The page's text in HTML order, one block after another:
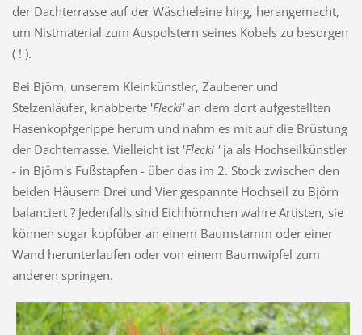
der Dachterrasse auf der Wäscheleine hing, herangemacht,
um Nistmaterial zum Auspolstern seines Kobels zu besorgen
( ! ).
Bei Björn, unserem Kleinkünstler, Zauberer und
Stelzenläufer, knabberte 'Flecki'an dem dort aufgestellten
Hasenkopfgerippe herum und nahm es mit auf die Brüstung
der Dachterrasse. Vielleicht ist 'Flecki 'ja als Hochseilkünstler
- in Björn's Fußstapfen - über das im 2. Stock zwischen den
beiden Häusern Drei und Vier gespannte Hochseil zu Björn
balanciert ? Jedenfalls sind Eichhörnchen wahre Artisten, sie
können sogar kopfüber an einem Baumstamm oder einer
Wand herunterlaufen oder von einem Baumwipfel zum
anderen springen.